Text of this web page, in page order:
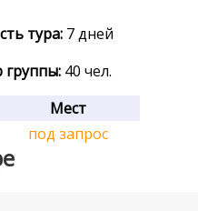
тура: 7 дней
40 чел.
Мест
под запрос